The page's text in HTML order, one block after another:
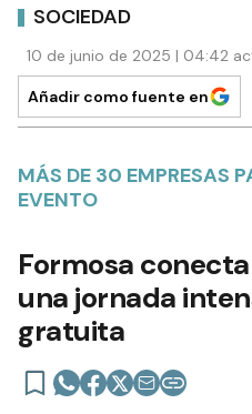
SOCIEDAD
10 de junio de 2025 | 04:42
Añadir como fuente en
MÁS DE 30 EMPRESAS
EVENTO
Formosa
una jornada
gratuita